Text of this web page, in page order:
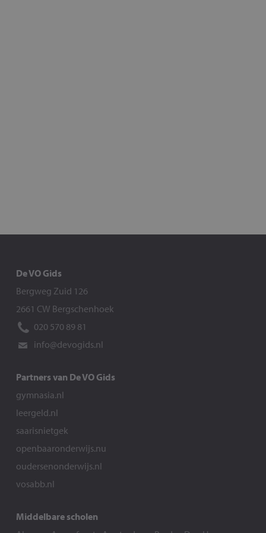
De VO Gids
Bergweg Zuid 126
2661 CW Bergschenhoek
020 570 89 81
info@devogids.nl
Partners van De VO Gids
gymnasia.nl
leergeld.nl
saarisnietgek
openbaaronderwijs.nu
oudersenonderwijs.nl
vosabb.nl
Middelbare scholen